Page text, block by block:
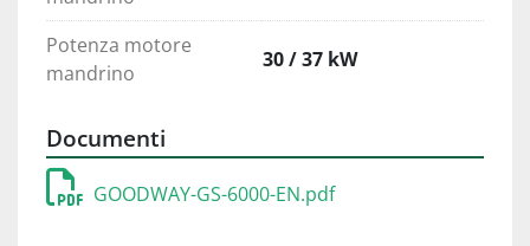
Potenza motore
mandrino
30 / 37 kW
Documenti
GOODWAY-GS-6000-EN.pdf